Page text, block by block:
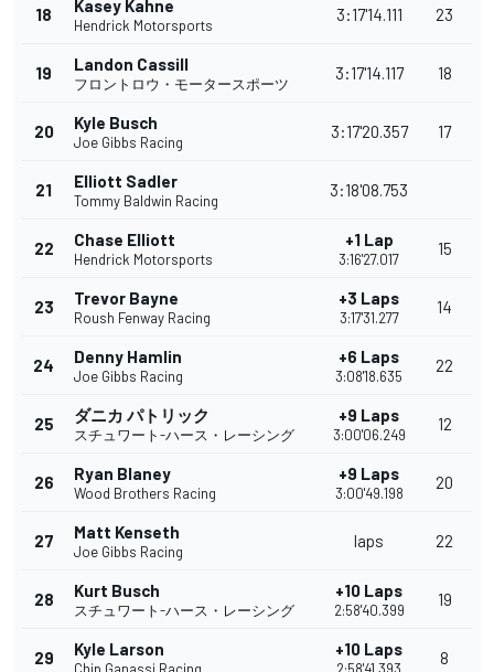
18 Kasey Kahne
Hendrick Motorsports
3:17'14.111 23
19 Landon Cassill
フロントロウ・モータースポーツ
3:17'14.117 18
20 Kyle Busch
Joe Gibbs Racing
3:17'20.357 17
21 Elliott Sadler
Tommy Baldwin Racing
3:18'08.753
22 Chase Elliott
Hendrick Motorsports
+1 Lap
3:16'27.017
15
23 Trevor Bayne
Roush Fenway Racing
+3 Laps
3:17'31.277
14
24 Denny Hamlin
Joe Gibbs Racing
+6 Laps
3:08'18.635
22
25 ダニカ パトリック
スチュワート-ハース・レーシング
+9 Laps
3:00'06.249
12
26 Ryan Blaney
Wood Brothers Racing
+9 Laps
3:00'49.198
20
27 Matt Kenseth
Joe Gibbs Racing
laps 22
28 Kurt Busch
スチュワート-ハース・レーシング
+10 Laps
2:58'40.399
19
29 Kyle Larson +10 Laps 8